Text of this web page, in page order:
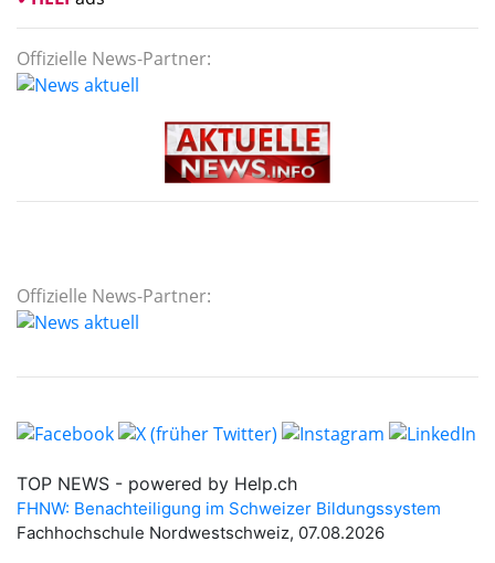
Offizielle News-Partner:
Offizielle News-Partner: